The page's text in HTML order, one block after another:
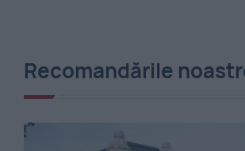
Recomandările